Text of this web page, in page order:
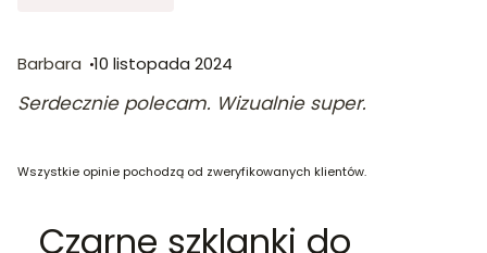
Barbara 10 listopada 2024
Serdecznie polecam. Wizualnie super.
Wszystkie opinie pochodzą od zweryfikowanych klientów.
Czarne szklanki do